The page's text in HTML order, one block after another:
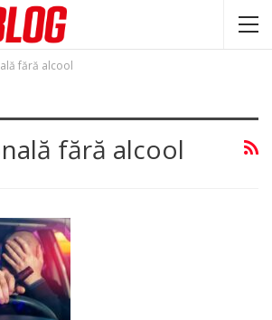
fără alcool
fără alcool